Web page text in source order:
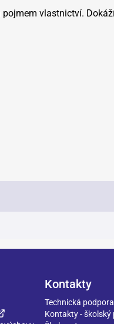
vlastnictví.
Kontakty
Technická
Kontakty - školský